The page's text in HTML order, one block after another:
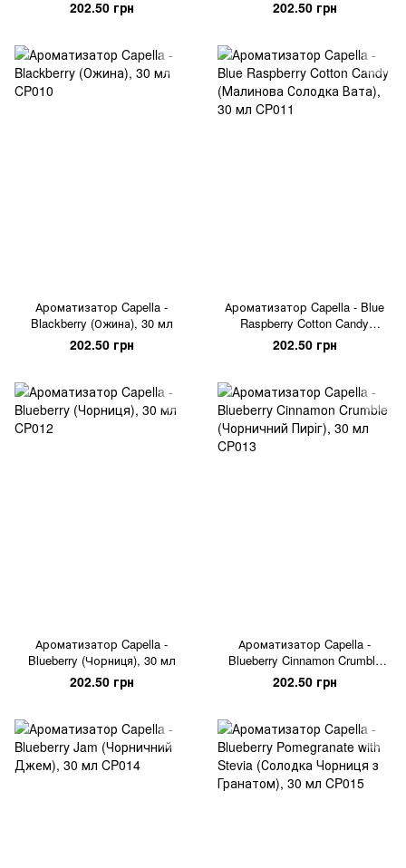
202.50 грн 202.50 грн
Ароматизатор Capella -
Blackberry (Ожина), 30 мл
202.50 грн
Ароматизатор Capella - Blue
Raspberry Cotton Candy
(Малинова Солодка Вата), 30
мл
202.50 грн
Ароматизатор Capella -
Blueberry (Чорниця), 30 мл
202.50 грн
Ароматизатор Capella -
Blueberry Cinnamon Crumble
(Чорничний Пиріг), 30 мл
202.50 грн